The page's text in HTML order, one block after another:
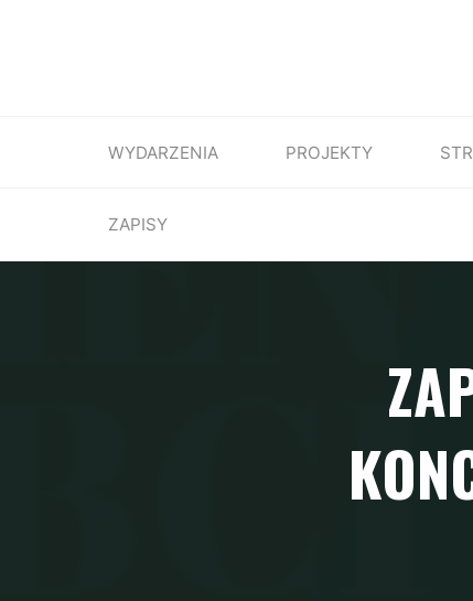
WYDARZENIA PROJEKTY
ZAPISY